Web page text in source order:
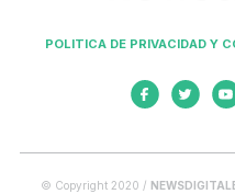
POLITICA DE PRIVACIDAD Y
© Copyright 2020 /